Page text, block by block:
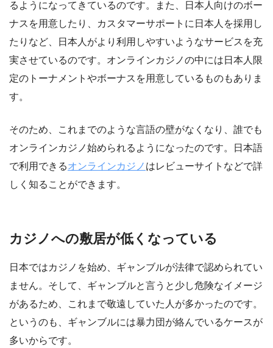
るようになってきているのです。また、日本人向けのボー
ナスを用意したり、カスタマーサポートに日本人を採用し
たりなど、日本人がより利用しやすいようなサービスを充
実させているのです。オンラインカジノの中には日本人限
定のトーナメントやボーナスを用意しているものもありま
す。
そのため、これまでのような言語の壁がなくなり、誰でも
オンラインカジノ始められるようになったのです。日本語
で利用できるオンラインカジノ はレビューサイトなどで詳
しく知ることができます。
カジノへの敷居が低くなっている
日本ではカジノを始め、ギャンブルが法律で認められてい
ません。そして、ギャンブルと言うと少し危険なイメージ
があるため、これまで敬遠していた人が多かったのです。
というのも、ギャンブルには暴力団が絡んでいるケースが
多いからです。